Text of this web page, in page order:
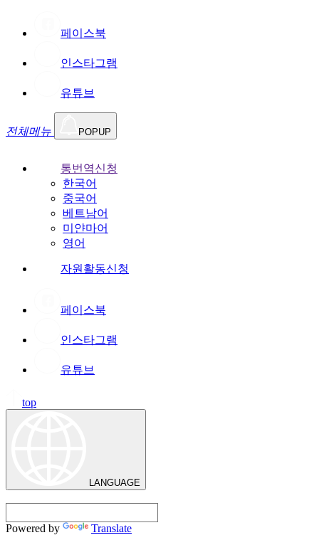
페이스북
인스타그램
유튜브
전체메뉴 POPUP
통번역신청
한국어
중국어
베트남어
미얀마어
영어
자원활동신청
페이스북
인스타그램
유튜브
top
LANGUAGE
Powered by Translate